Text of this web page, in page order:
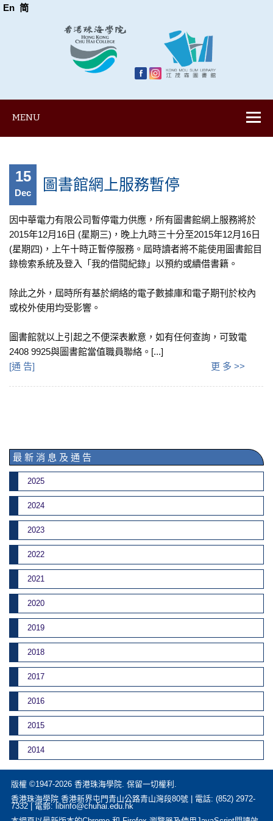
En 简
MENU
15
Dec 圖書館網上服務暫停
因中華電力有限公司暫停電力供應，所有圖書館網上服務將於
2015年12月16日 (星期三)，晚上九時三十分至2015年12月16日
(星期四)，上午十時正暫停服務。屆時讀者將不能使用圖書館目
錄檢索系統及登入「我的借閱紀錄」以預約或續借書籍。
除此之外，屆時所有基於網絡的電子數據庫和電子期刊於校內
或校外使用均受影響。
圖書館就以上引起之不便深表歉意，如有任何查詢，可致電
2408 9925與圖書館當值職員聯絡。[...]
[通 告] 更 多 >>
最 新 消 息 及 通 告
2025
2024
2023
2022
2021
2020
2019
2018
2017
2016
2015
2014
版權 ©1947-2026 香港珠海學院. 保留一切權利.
香港珠海學院 香港新界屯門青山公路青山灣段80號 | 電話: (852) 2972-
7332 | 電郵: libinfo@chuhai.edu.hk